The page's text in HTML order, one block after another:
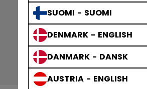
SUOMI - SUOMI
DENMARK - ENGLISH
DANMARK - DANSK
AUSTRIA - ENGLISH